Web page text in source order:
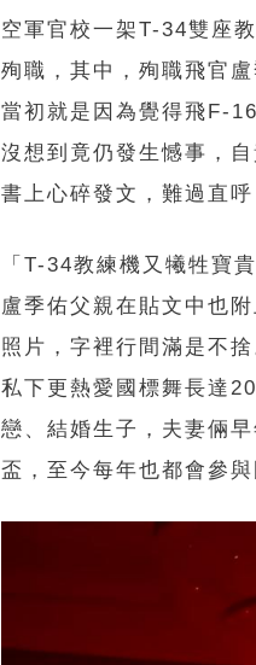
空軍官校一架T-34雙座
殉職，其中，殉職飛官
當初就是因為覺得飛F-
沒想到竟仍發生憾事，
書上心碎發文，難過直呼
「T-34教練機又犧牲寶
盧季佑父親在貼文中也
照片，字裡行間滿是不
私下更熱愛國標舞長達
戀、結婚生子，夫妻倆
盃，至今每年也都會參